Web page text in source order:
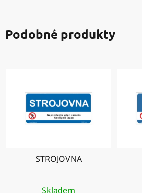
Podobné produkty
STROJOVNA
Skladem